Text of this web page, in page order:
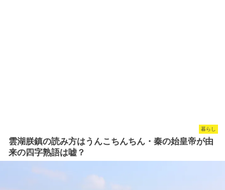
暮らし
雲湖朕鎮の読み方はうんこちんちん・秦の始皇帝が由
来の四字熟語は嘘？